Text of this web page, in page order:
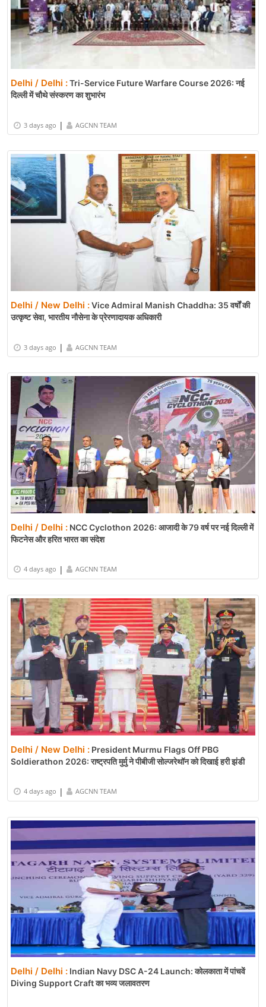
Delhi / Delhi :Tri-Service Future Warfare Course 2026: नई
दिल्ली में चौथे संस्करण का शुभारंभ
3 days ago | AGCNN TEAM
Delhi / New Delhi :Vice Admiral Manish Chaddha: 35 वर्षों की
उत्कृष्ट सेवा, भारतीय नौसेना के प्रेरणादायक अधिकारी
3 days ago | AGCNN TEAM
Delhi / Delhi : NCC Cyclothon 2026: आजादी के 79 वर्ष पर नई दिल्ली में
फिटनेस और हरित भारत का संदेश
4 days ago | AGCNN TEAM
Delhi / New Delhi : President Murmu Flags Off PBG
Soldierathon 2026: राष्ट्रपति मुर्मु ने पीबीजी सोल्जरेथॉन को दिखाई हरी झंडी
4 days ago | AGCNN TEAM
Delhi / Delhi : Indian Navy DSC A-24 Launch: कोलकाता में पांचवें
Diving Support Craft का भव्य जलावतरण